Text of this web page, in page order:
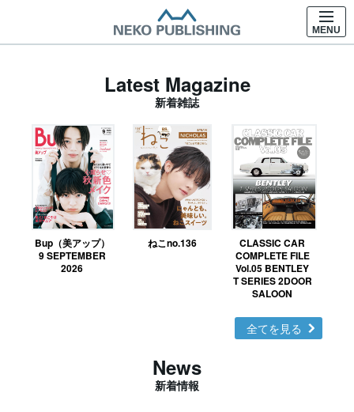
MENU
Latest Magazine
新着雑誌
Bup（美アップ）
9 SEPTEMBER
2026
ねこno.136
CLASSIC CAR
COMPLETE FILE
Vol.05 BENTLEY
T SERIES 2DOOR
SALOON
全てを見る
News
新着情報